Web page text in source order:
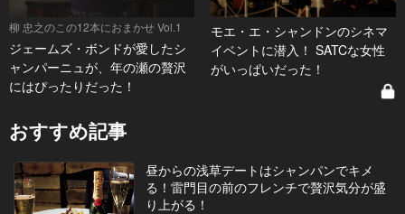
柳 忠之のこの12本におまかせ Vol.1
ジェームズ・ボンドが愛したシ
ャンパーニュが、年の瀬の贅沢
にはぴったりだった！
モエ・エ・シャンドンのシネマ
イベントに潜入！ SATCな女性
がいっぱいだった！
おすすめ記事
昼からの浅草デートはシャンパンでキメ
る！雷門目の前のフレンチで贅沢気分が盛
り上がる！